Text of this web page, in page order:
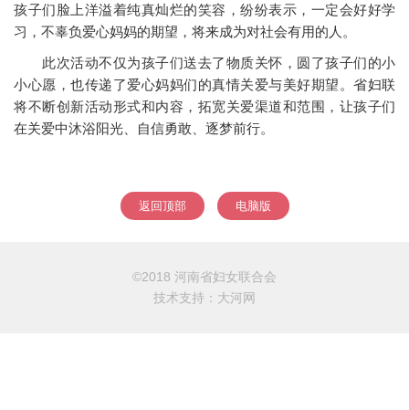
孩子们脸上洋溢着纯真灿烂的笑容，纷纷表示，一定会好好学
习，不辜负爱心妈妈的期望，将来成为对社会有用的人。
此次活动不仅为孩子们送去了物质关怀，圆了孩子们的小
小心愿，也传递了爱心妈妈们的真情关爱与美好期望。省妇联
将不断创新活动形式和内容，拓宽关爱渠道和范围，让孩子们
在关爱中沐浴阳光、自信勇敢、逐梦前行。
返回顶部 电脑版
©2018 河南省妇女联合会
技术支持： 大河网